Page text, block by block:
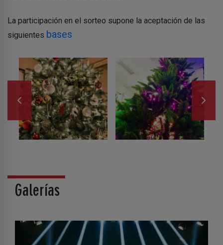
La participación en el sorteo supone la aceptación de las
siguientes bases
Galerías